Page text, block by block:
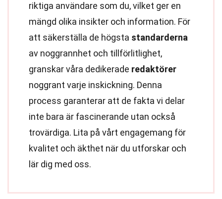
riktiga användare som du, vilket ger en
mängd olika insikter och information. För
att säkerställa de högsta standarderna
av noggrannhet och tillförlitlighet,
granskar våra dedikerade redaktörer
noggrant varje inskickning. Denna
process garanterar att de fakta vi delar
inte bara är fascinerande utan också
trovärdiga. Lita på vårt engagemang för
kvalitet och äkthet när du utforskar och
lär dig med oss.